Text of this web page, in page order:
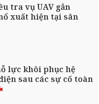
tra vụ UAV gắn
xuất hiện tại sân
lực khôi phục hệ
sau các sự cố toàn